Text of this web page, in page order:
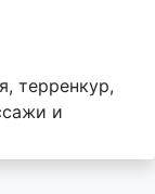
терренкур,
и